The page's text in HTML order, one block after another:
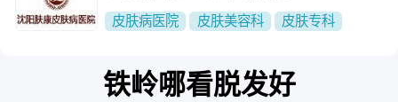
皮肤病医院 皮肤美容科 皮肤专科
铁岭哪看脱发好